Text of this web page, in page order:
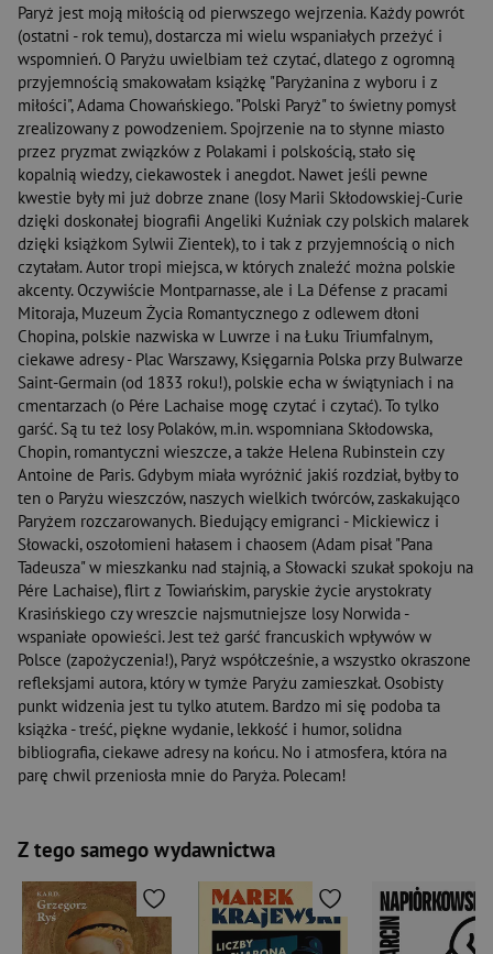
Paryż jest moją miłością od pierwszego wejrzenia. Każdy powrót
(ostatni - rok temu), dostarcza mi wielu wspaniałych przeżyć i
wspomnień. O Paryżu uwielbiam też czytać, dlatego z ogromną
przyjemnością smakowałam książkę "Paryżanina z wyboru i z
miłości", Adama Chowańskiego. "Polski Paryż" to świetny pomysł
zrealizowany z powodzeniem. Spojrzenie na to słynne miasto
przez pryzmat związków z Polakami i polskością, stało się
kopalnią wiedzy, ciekawostek i anegdot. Nawet jeśli pewne
kwestie były mi już dobrze znane (losy Marii Skłodowskiej-Curie
dzięki doskonałej biografii Angeliki Kuźniak czy polskich malarek
dzięki książkom Sylwii Zientek), to i tak z przyjemnością o nich
czytałam. Autor tropi miejsca, w których znaleźć można polskie
akcenty. Oczywiście Montparnasse, ale i La Défense z pracami
Mitoraja, Muzeum Życia Romantycznego z odlewem dłoni
Chopina, polskie nazwiska w Luwrze i na Łuku Triumfalnym,
ciekawe adresy - Plac Warszawy, Księgarnia Polska przy Bulwarze
Saint-Germain (od 1833 roku!), polskie echa w świątyniach i na
cmentarzach (o Pére Lachaise mogę czytać i czytać). To tylko
garść. Są tu też losy Polaków, m.in. wspomniana Skłodowska,
Chopin, romantyczni wieszcze, a także Helena Rubinstein czy
Antoine de Paris. Gdybym miała wyróżnić jakiś rozdział, byłby to
ten o Paryżu wieszczów, naszych wielkich twórców, zaskakująco
Paryżem rozczarowanych. Biedujący emigranci - Mickiewicz i
Słowacki, oszołomieni hałasem i chaosem (Adam pisał "Pana
Tadeusza" w mieszkanku nad stajnią, a Słowacki szukał spokoju na
Pére Lachaise), flirt z Towiańskim, paryskie życie arystokraty
Krasińskiego czy wreszcie najsmutniejsze losy Norwida -
wspaniałe opowieści. Jest też garść francuskich wpływów w
Polsce (zapożyczenia!), Paryż współcześnie, a wszystko okraszone
refleksjami autora, który w tymże Paryżu zamieszkał. Osobisty
punkt widzenia jest tu tylko atutem. Bardzo mi się podoba ta
książka - treść, piękne wydanie, lekkość i humor, solidna
bibliografia, ciekawe adresy na końcu. No i atmosfera, która na
parę chwil przeniosła mnie do Paryża. Polecam!
Z tego samego wydawnictwa